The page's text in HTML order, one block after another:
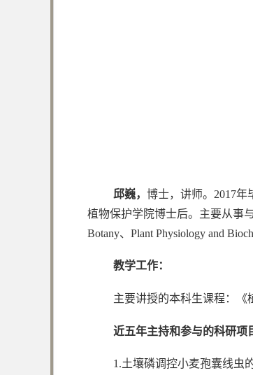
邱巍， 博士，讲师。2017年
植物保护学院博士后。主要从事
Botany、Plant Physiology and
教学工作：
主要讲授的本科生课程：《
近五年主持和参与的科研项
1.土壤磷调控小麦孢囊线虫